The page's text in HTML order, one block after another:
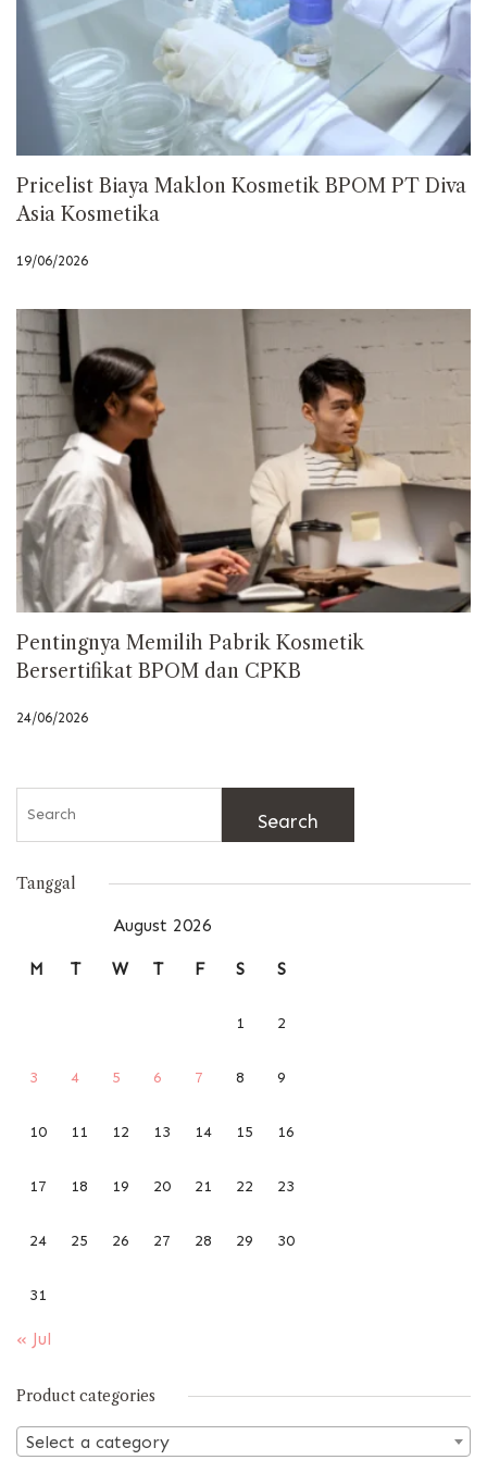
Pricelist Biaya Maklon Kosmetik BPOM PT Diva
Asia Kosmetika
19/06/2026
Pentingnya Memilih Pabrik Kosmetik
Bersertifikat BPOM dan CPKB
24/06/2026
Tanggal
August 2026
M T W T F S S
1 2
3 4 5 6 7 8 9
10 11 12 13 14 15 16
17 18 19 20 21 22 23
24 25 26 27 28 29 30
31
« Jul
Product categories
Select a category